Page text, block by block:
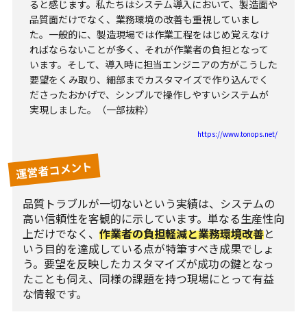
ると感じます。私たちはシステム導入において、製造面や
品質面だけでなく、業務環境の改善も重視していまし
た。一般的に、製造現場では作業工程をはじめ覚えなけ
ればならないことが多く、それが作業者の負担となって
います。そして、導入時に担当エンジニアの方がこうした
要望をくみ取り、細部までカスタマイズで作り込んでく
ださったおかげで、シンプルで操作しやすいシステムが
実現しました。（一部抜粋）
https://www.tonops.net/
運営者コメント
品質トラブルが一切ないという実績は、システムの
高い信頼性を客観的に示しています。単なる生産性向
上だけでなく、 作業者の負担軽減と業務環境改善と
いう目的を達成している点が特筆すべき成果でしょ
う。要望を反映したカスタマイズが成功の鍵となっ
たことも伺え、同様の課題を持つ現場にとって有益
な情報です。